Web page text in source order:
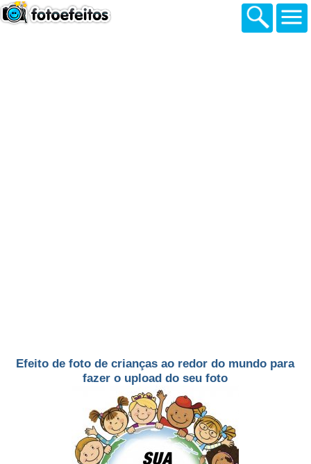
Efeito de foto de crianças ao redor do mundo para
fazer o upload do seu foto